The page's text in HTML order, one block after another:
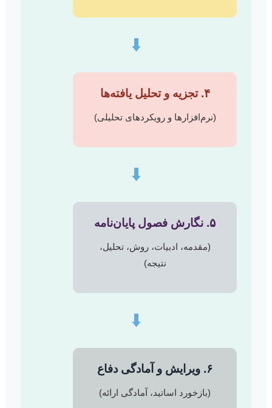
⬇️
۴. تجزیه و تحلیل یافته‌ها
(نرم‌افزارها و رویکردهای تحلیلی)
⬇️
۵. نگارش فصول پایان‌نامه
(مقدمه، ادبیات، روش، تحلیل،
نتیجه)
⬇️
۶. ویرایش و آمادگی دفاع
(بازخورد اساتید، آمادگی ارائه)